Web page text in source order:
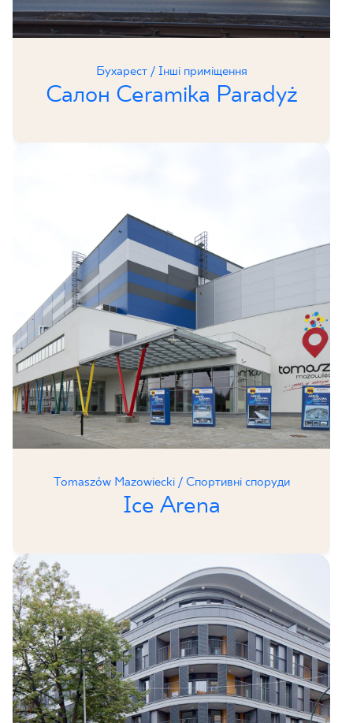
Бухарест / Інші приміщення
Салон Ceramika Paradyż
Tomaszów Mazowiecki / Спортивні споруди
Ice Arena